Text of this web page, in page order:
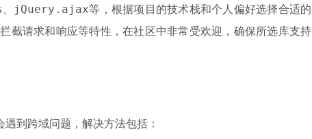
jQuery.ajax等，根据项目的技术栈和个人偏好选择合适的
截请求和响应等特性，在社区中非常受欢迎，确保所选库支持
到跨域问题，解决方法包括：